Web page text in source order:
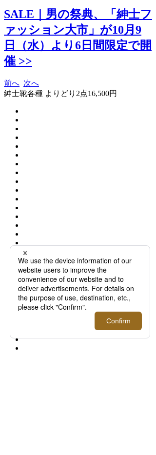
SALE｜男の祭典、「紳士フ
ァッション大市」が10月9
日（水）より6日間限定で開
催 >>
前へ 次へ
紳士靴各種 よりどり2点16,500円